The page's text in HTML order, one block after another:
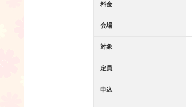
料金
会場
対象
定員
申込